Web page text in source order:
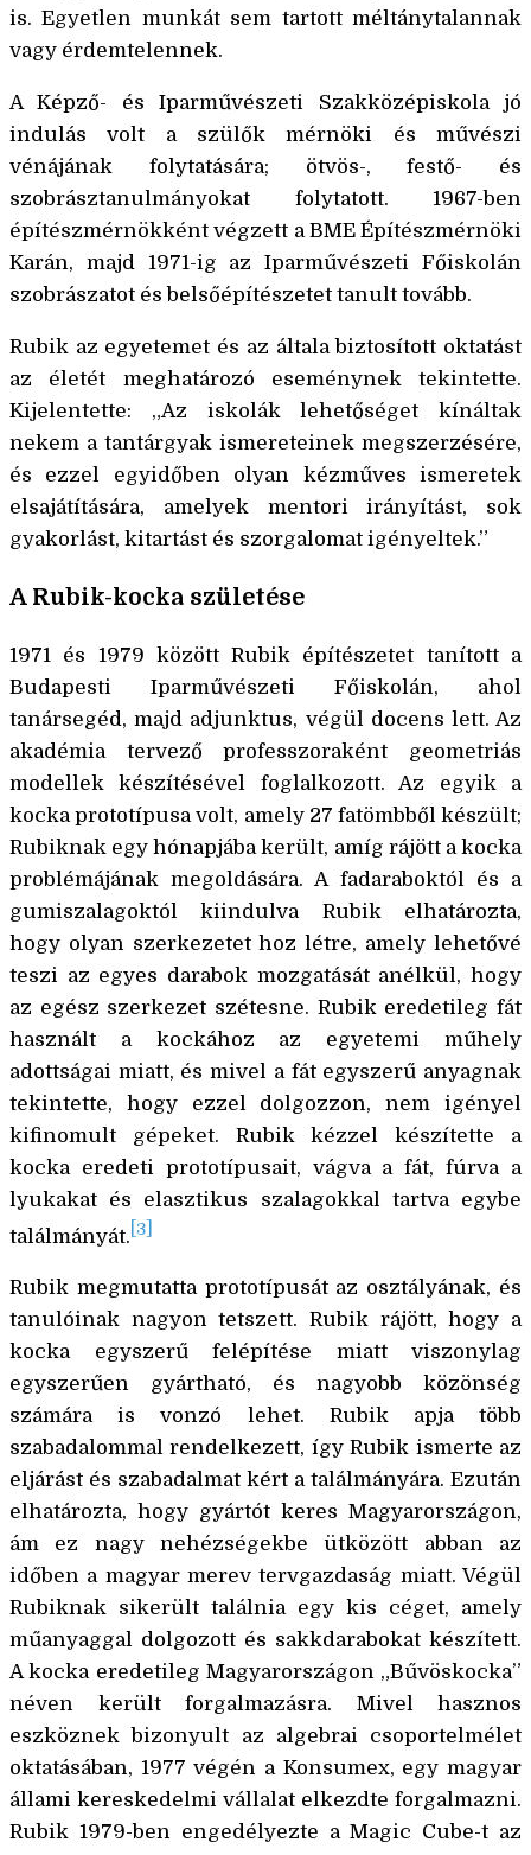
is. Egyetlen munkát sem tartott méltánytalannak
vagy érdemtelennek.
A Képző- és Iparművészeti Szakközépiskola jó
indulás volt a szülők mérnöki és művészi
vénájának folytatására; ötvös-, festő- és
szobrásztanulmányokat folytatott. 1967-ben
építészmérnökként végzett a BME Építészmérnöki
Karán, majd 1971-ig az Iparművészeti Főiskolán
szobrászatot és belsőépítészetet tanult tovább.
Rubik az egyetemet és az általa biztosított oktatást
az életét meghatározó eseménynek tekintette.
Kijelentette: „Az iskolák lehetőséget kínáltak
nekem a tantárgyak ismereteinek megszerzésére,
és ezzel egyidőben olyan kézműves ismeretek
elsajátítására, amelyek mentori irányítást, sok
gyakorlást, kitartást és szorgalomat igényeltek.”
A Rubik-kocka születése
1971 és 1979 között Rubik építészetet tanított a
Budapesti Iparművészeti Főiskolán, ahol
tanársegéd, majd adjunktus, végül docens lett. Az
akadémia tervező professzoraként geometriás
modellek készítésével foglalkozott. Az egyik a
kocka prototípusa volt, amely 27 fatömbből készült;
Rubiknak egy hónapjába került, amíg rájött a kocka
problémájának megoldására. A fadaraboktól és a
gumiszalagoktól kiindulva Rubik elhatározta,
hogy olyan szerkezetet hoz létre, amely lehetővé
teszi az egyes darabok mozgatását anélkül, hogy
az egész szerkezet szétesne. Rubik eredetileg fát
használt a kockához az egyetemi műhely
adottságai miatt, és mivel a fát egyszerű anyagnak
tekintette, hogy ezzel dolgozzon, nem igényel
kifinomult gépeket. Rubik kézzel készítette a
kocka eredeti prototípusait, vágva a fát, fúrva a
lyukakat és elasztikus szalagokkal tartva egybe
találmányát. [3]
Rubik megmutatta prototípusát az osztályának, és
tanulóinak nagyon tetszett. Rubik rájött, hogy a
kocka egyszerű felépítése miatt viszonylag
egyszerűen gyártható, és nagyobb közönség
számára is vonzó lehet. Rubik apja több
szabadalommal rendelkezett, így Rubik ismerte az
eljárást és szabadalmat kért a találmányára. Ezután
elhatározta, hogy gyártót keres Magyarországon,
ám ez nagy nehézségekbe ütközött abban az
időben a magyar merev tervgazdaság miatt. Végül
Rubiknak sikerült találnia egy kis céget, amely
műanyaggal dolgozott és sakkdarabokat készített.
A kocka eredetileg Magyarországon „Bűvöskocka”
néven került forgalmazásra. Mivel hasznos
eszköznek bizonyult az algebrai csoportelmélet
oktatásában, 1977 végén a Konsumex, egy magyar
állami kereskedelmi vállalat elkezdte forgalmazni.
Rubik 1979-ben engedélyezte a Magic Cube-t az